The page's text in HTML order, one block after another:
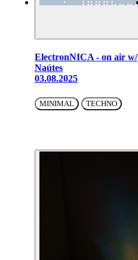
ElectronNICA - on air w/
Naútes
03.08.2025
MINIMAL TECHNO